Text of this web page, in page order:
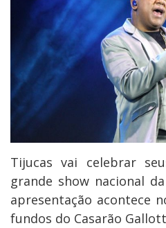
Tijucas vai celebrar
grande show nacional
apresentação acontece
fundos do Casarão